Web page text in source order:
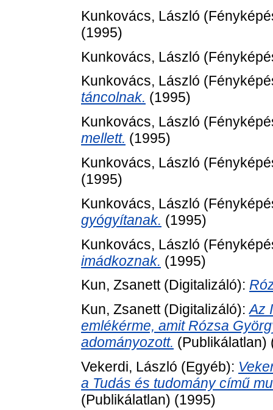
Kunkovács, László
(1995)
Kunkovács, László
Kunkovács, László
táncolnak. (1995)
Kunkovács, László
mellett. (1995)
Kunkovács, László
(1995)
Kunkovács, László
gyógyítanak. (1995)
Kunkovács, László
imádkoznak. (1995)
Kun, Zsanett(Digitalizáló):
Kun, Zsanett(Digitalizáló):Az
emlékérme, amit Rózsa
adományozott. (Publikálatlan)
Vekerdi, László (Egyéb):
a Tudás és tudomány című
(Publikálatlan) (1995)